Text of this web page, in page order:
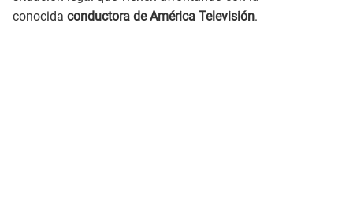
conocida conductora de América Televisión.